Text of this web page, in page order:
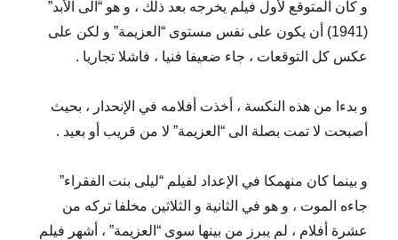
و كان المتوقع لأول فيلم يخرجه بعد ذلك ، و هو “الى الأبد”
(1941) أن يكون على نفس مستوى “العزيمة” و لكن على
عكس كل التوقعات ، جاء ضعيفا فنيا ، فاشلا تجاريا .
و بدءا من هذه النكسة ، أخذت أفلامه في الإنحدار ، بحيث
أصبحت لا تمت بصلة الى “العزيمة” لا من قريب أو بعيد .
و بينما كان منهمكا في الإعداد لفيلم “ليلى بنت الفقراء”
جاءه الموت ، و هو في الثانية و الثلاثين مخلفا تركه من
عشرة أفلام ، لم يبرز من بينها سوى “العزيمة” ، أشهر فيلم